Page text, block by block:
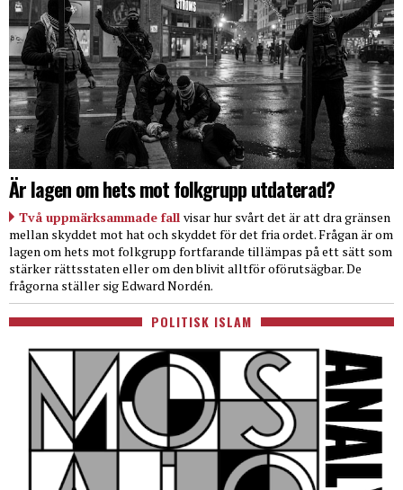
Är lagen om hets mot folkgrupp utdaterad?
Två uppmärksammade fall visar hur svårt det är att dra gränsen
mellan skyddet mot hat och skyddet för det fria ordet. Frågan är om
lagen om hets mot folkgrupp fortfarande tillämpas på ett sätt som
stärker rättsstaten eller om den blivit alltför oförutsägbar. De
frågorna ställer sig Edward Nordén.
POLITISK ISLAM